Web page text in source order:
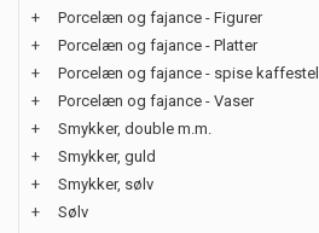
+
Porcelæn og fajance - Figurer
+
Porcelæn og fajance - Platter
+
Porcelæn og fajance - spise kaffestel
+
Porcelæn og fajance - Vaser
+
Smykker, double m.m.
+
Smykker, guld
+
Smykker, sølv
+
Sølv